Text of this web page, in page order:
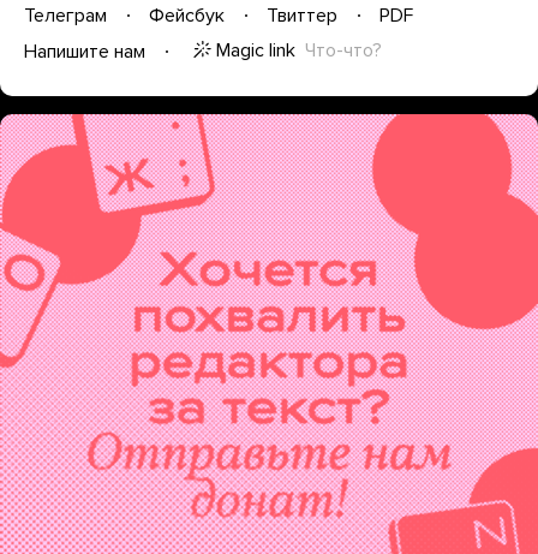
Телеграм Фейсбук Твиттер
PDF
Напишите нам
Magic link Что-что?